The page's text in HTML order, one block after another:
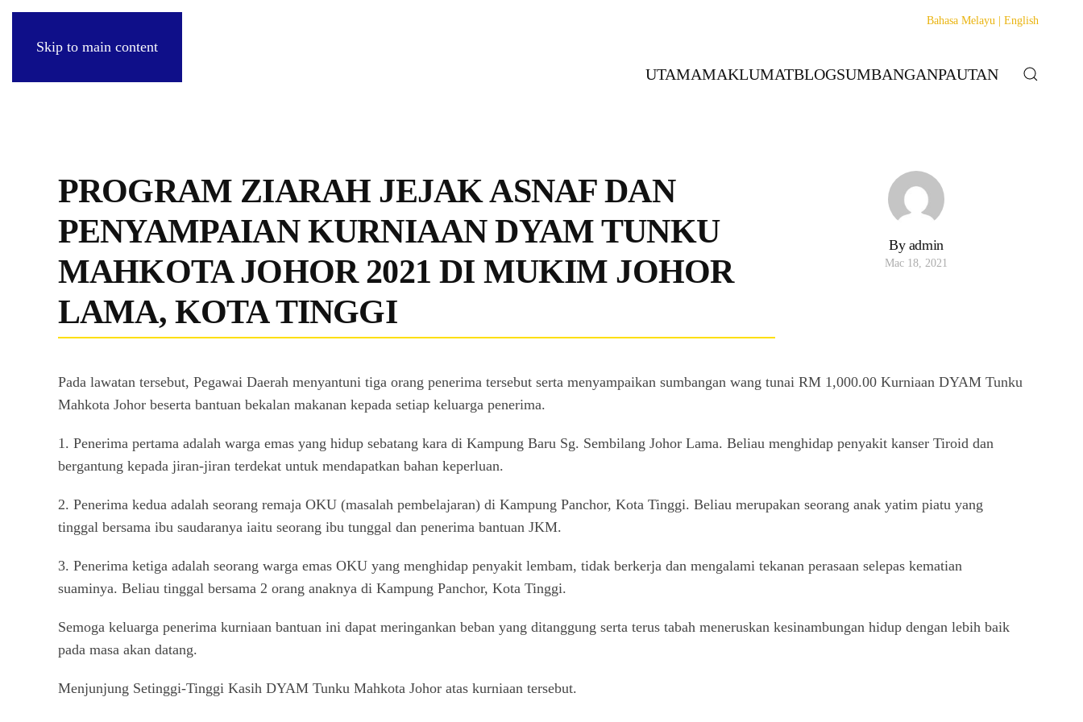
Skip to main content
Bahasa Melayu | English
UTAMAMAKLUMATBLOGSUMBANGANPAUTAN
PROGRAM ZIARAH JEJAK ASNAF DAN
PENYAMPAIAN KURNIAAN DYAM TUNKU
MAHKOTA JOHOR 2021 DI MUKIM JOHOR
LAMA, KOTA TINGGI
By admin
Mac 18, 2021
Pada lawatan tersebut, Pegawai Daerah menyantuni tiga orang penerima tersebut serta menyampaikan sumbangan wang tunai RM 1,000.00 Kurniaan DYAM Tunku
Mahkota Johor beserta bantuan bekalan makanan kepada setiap keluarga penerima.
1. Penerima pertama adalah warga emas yang hidup sebatang kara di Kampung Baru Sg. Sembilang Johor Lama. Beliau menghidap penyakit kanser Tiroid dan
bergantung kepada jiran-jiran terdekat untuk mendapatkan bahan keperluan.
2. Penerima kedua adalah seorang remaja OKU (masalah pembelajaran) di Kampung Panchor, Kota Tinggi. Beliau merupakan seorang anak yatim piatu yang
tinggal bersama ibu saudaranya iaitu seorang ibu tunggal dan penerima bantuan JKM.
3. Penerima ketiga adalah seorang warga emas OKU yang menghidap penyakit lembam, tidak berkerja dan mengalami tekanan perasaan selepas kematian
suaminya. Beliau tinggal bersama 2 orang anaknya di Kampung Panchor, Kota Tinggi.
Semoga keluarga penerima kurniaan bantuan ini dapat meringankan beban yang ditanggung serta terus tabah meneruskan kesinambungan hidup dengan lebih baik
pada masa akan datang.
Menjunjung Setinggi-Tinggi Kasih DYAM Tunku Mahkota Johor atas kurniaan tersebut.